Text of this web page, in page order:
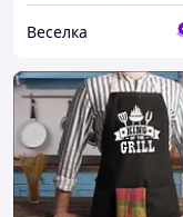
Веселка